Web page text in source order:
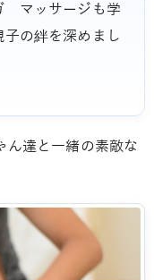
マッサージも学
の絆を深めまし
ん達と一緒の素敵な